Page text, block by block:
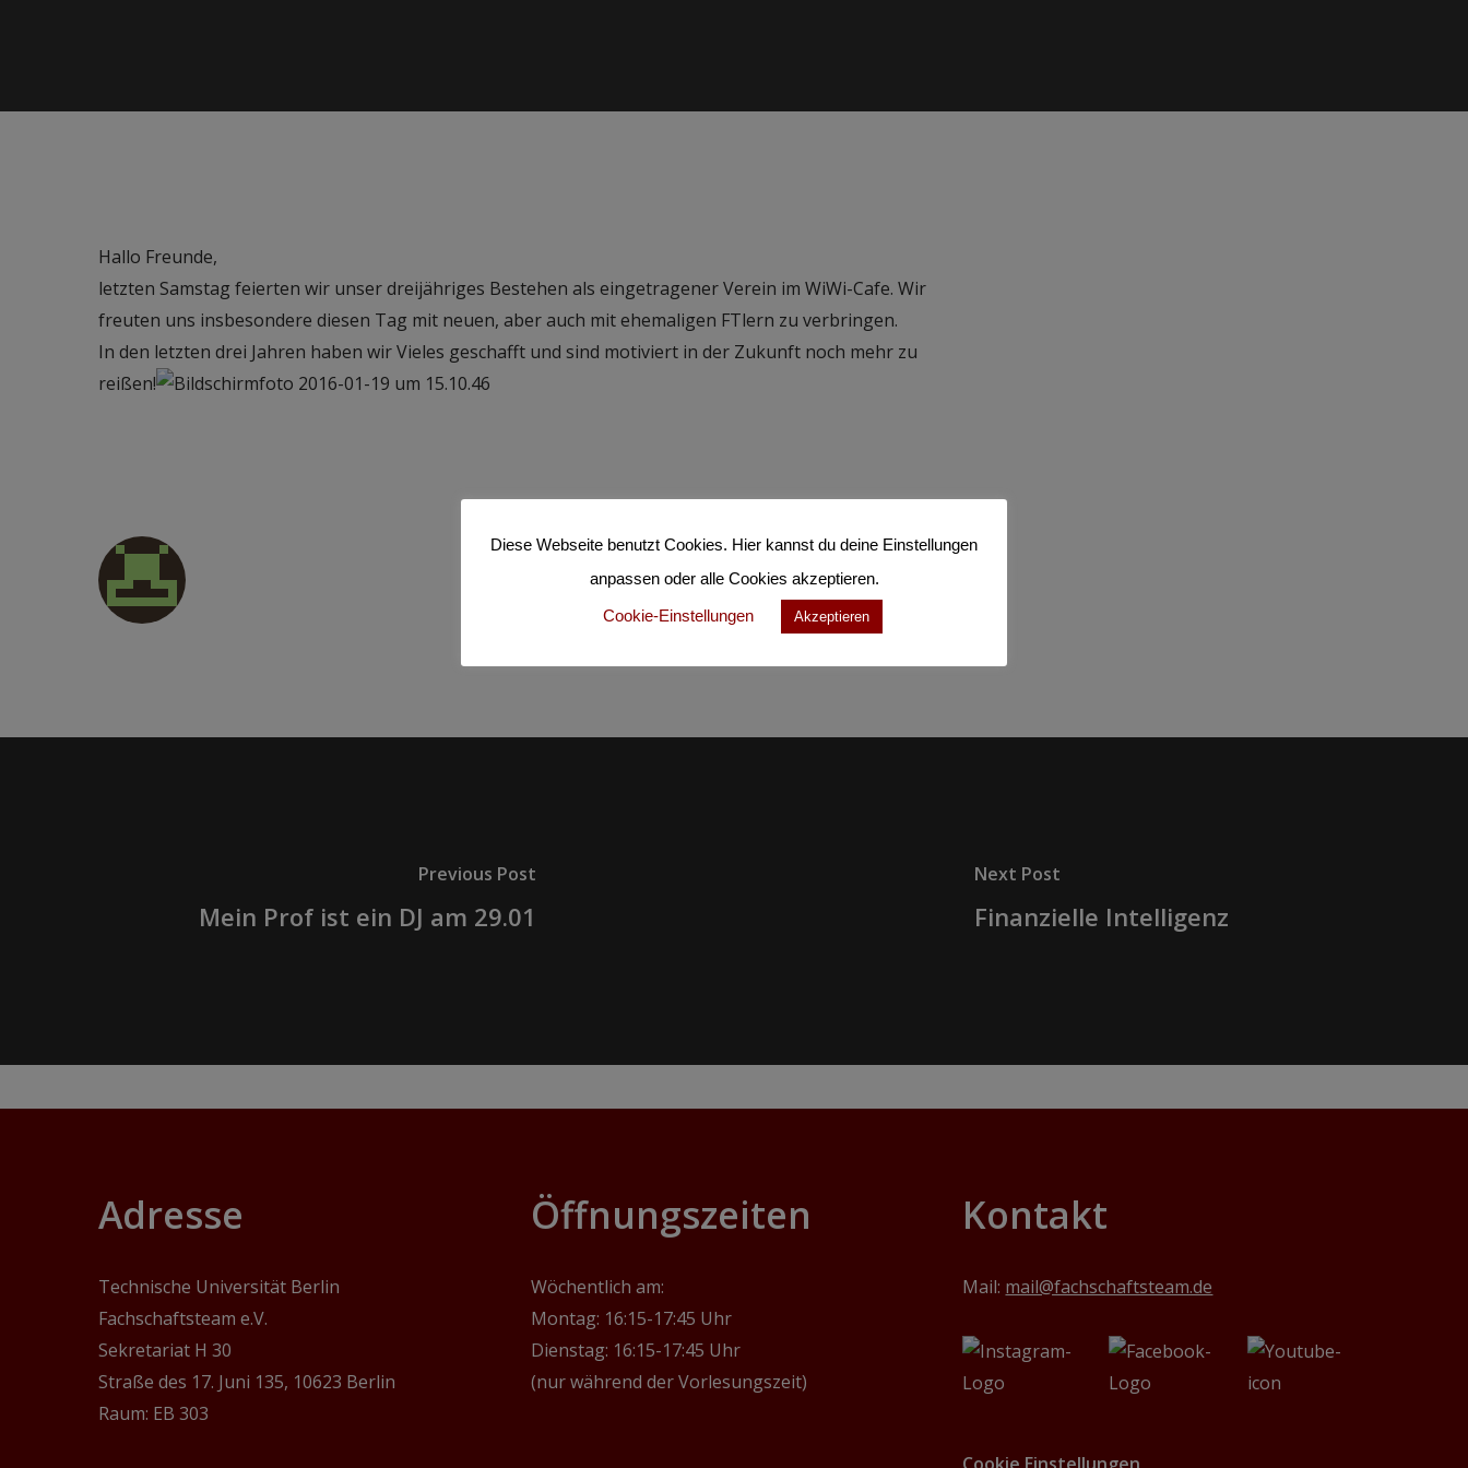
Hallo Freunde,
letzten Samstag feierten wir unser dreijähriges Bestehen als eingetragener Verein im WiWi-Cafe. Wir
freuten uns insbesondere diesen Tag mit neuen, aber auch mit ehemaligen FTlern zu verbringen.
In den letzten drei Jahren haben wir Vieles geschafft und sind motiviert in der Zukunft noch mehr zu
reißen!
Previous Post
Mein Prof ist ein DJ am 29.01
Next Post
Finanzielle Intelligenz
Adresse
Technische Universität Berlin
Fachschaftsteam e.V.
Sekretariat H 30
Straße des 17. Juni 135, 10623 Berlin
Raum: EB 303
‎Öffnungszeiten
Wöchentlich am:
Montag: 16:15-17:45 Uhr
Dienstag: 16:15-17:45 Uhr
(nur während der Vorlesungszeit)
Kontakt
Mail: mail@fachschaftsteam.de
Diese Webseite benutzt Cookies. Hier kannst du deine Einstellungen
anpassen oder alle Cookies akzeptieren.
Cookie-Einstellungen
Akzeptieren